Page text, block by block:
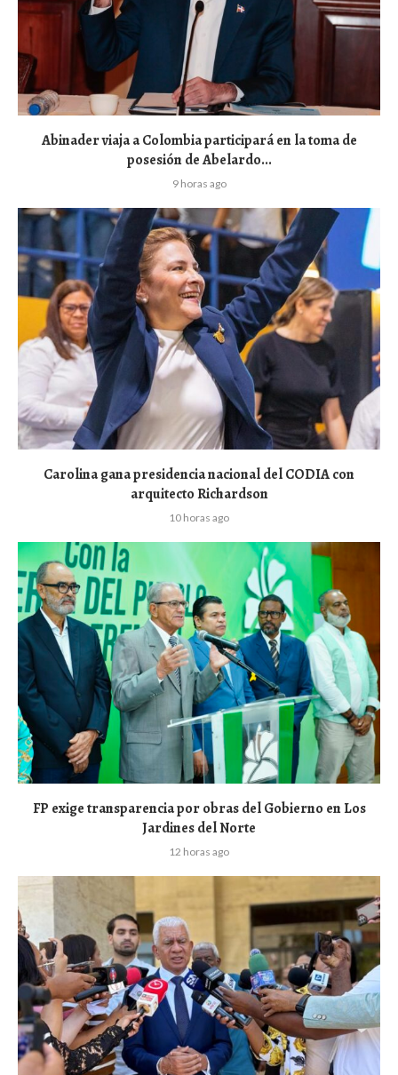
Abinader viaja a Colombia participará en la toma de
posesión de Abelardo...
9 horas ago
Carolina gana presidencia nacional del CODIA con
arquitecto Richardson
10 horas ago
FP exige transparencia por obras del Gobierno en Los
Jardines del Norte
12 horas ago